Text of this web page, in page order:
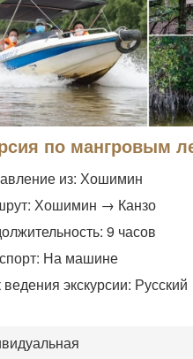
по мангровым
из: Хошимин
Хошимин → Канзо
9 часов
На машине
экскурсии: Русский